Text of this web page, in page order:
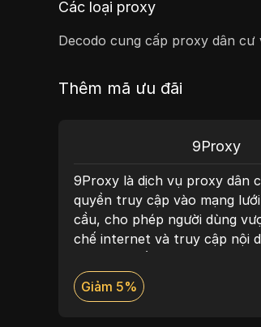
Các loại proxy
Decodo cung cấp proxy dân
Thêm mã ưu đãi
IPRoyal cung cấp các
dân cư, trung tâm dữ
được thiết kế để đảm
tuyến đáng tin cậy và có
như quét web, quản lý
cứu thị trường và tự
Giảm 10%